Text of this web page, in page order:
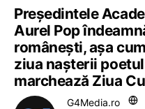
Președintele
Aurel Pop
româneşti, așa
ziua nașterii
marchează Ziua
G4Media.ro